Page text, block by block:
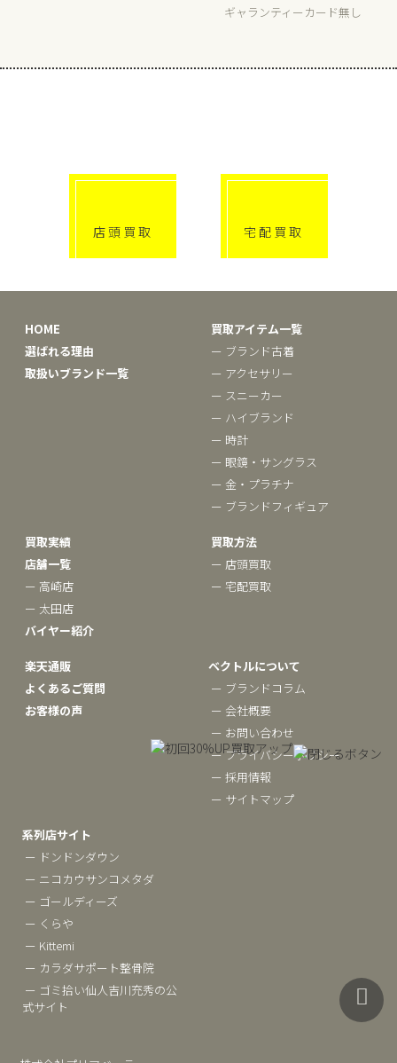
ギャランティーカード無し
店頭買取 宅配買取
HOME
選ばれる理由
取扱いブランド一覧
買取アイテム一覧
ー ブランド古着
ー アクセサリー
ー スニーカー
ー ハイブランド
ー 時計
ー 眼鏡・サングラス
ー 金・プラチナ
ー ブランドフィギュア
買取実績
店舗一覧
ー 高崎店
ー 太田店
バイヤー紹介
買取方法
ー 店頭買取
ー 宅配買取
楽天通販
よくあるご質問
お客様の声
ベクトルについて
ー ブランドコラム
ー 会社概要
ー お問い合わせ
ー プライバシーポリシー
ー 採用情報
ー サイトマップ
系列店サイト
ー ドンドンダウン
ー ニコカウサンコメタダ
ー ゴールディーズ
ー くらや
ー Kittemi
ー カラダサポート整骨院
ー ゴミ拾い仙人吉川充秀の公
式サイト